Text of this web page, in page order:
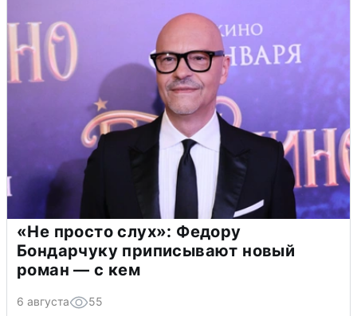
«Не просто слух»: Федору
Бондарчуку приписывают новый
роман — с кем
6 августа 55